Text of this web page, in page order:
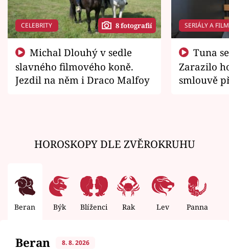
CELEBRITY 8 fotografií
slavného filmového koně.
Jezdil na něm i Draco Malfoy
SERIÁLY A
Zarazilo
smlouvě
HOROSKOPY DLE ZVĚROKRUHU
Beran Býk Blíženci Rak Lev Panna
Beran 8. 8. 2026